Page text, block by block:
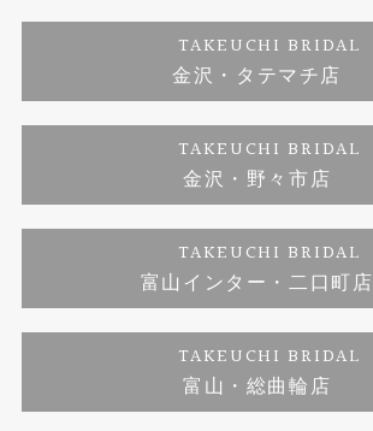
婚約ネックレス
ダイヤモンド
ジュエリーリフォーム
プロポーズサポート
ブランドリスト
福井指輪工房｜手作りペアリング
福井指輪工房｜手作り結婚指輪 and 婚約指輪
福井工房｜手作り婚約指輪プロポーズプラン
お客様の声
プライバシーポリシー
TAKEUCHI BRIDAL
金沢・タテマチ店
TAKEUCHI BRIDAL
金沢・野々市店
TAKEUCHI BRIDAL
富山インター・二口町店
TAKEUCHI BRIDAL
富山・総曲輪店